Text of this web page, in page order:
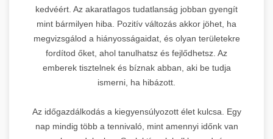
kedvéért. Az akaratlagos tudatlanság jobban gyengít
mint bármilyen hiba. Pozitív változás akkor jöhet, ha
megvizsgálod a hiányosságaidat, és olyan területekre
fordítod őket, ahol tanulhatsz és fejlődhetsz. Az
emberek tisztelnek és bíznak abban, aki be tudja
ismerni, ha hibázott.
Az időgazdálkodás a kiegyensúlyozott élet kulcsa. Egy
nap mindig több a tennivaló, mint amennyi időnk van